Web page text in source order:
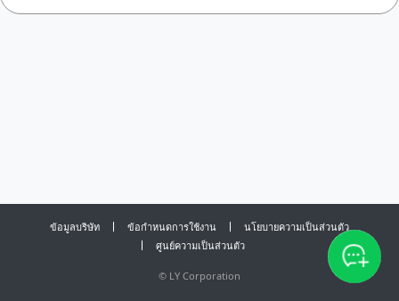
ข้อมูลบริษัท ข้อกำหนดการใช้งาน
นโยบายความเป็นส่วนตัว
ศูนย์ความเป็นส่วนตัว
© LY Corporation